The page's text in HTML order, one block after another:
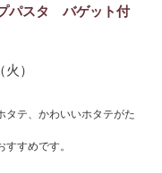
パスタ バゲット付
）
タテ、かわいいホタテがた
すめです。